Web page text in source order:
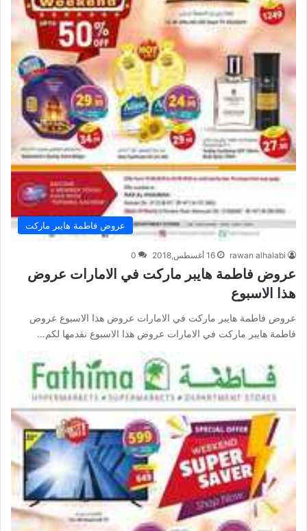
عروض فاطمة هايبر ماركت
rawan alhalabi 16 أغسطس,2018 0
عروض فاطمة هايبر ماركت في الامارات عروض
هذا الاسبوع
عروض فاطمة هايبر ماركت في الامارات عروض هذا الاسبوع عروض
فاطمة هايبر ماركت في الامارات عروض هذا الاسبوع نقدمها لكم…